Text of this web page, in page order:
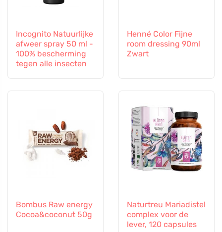
Incognito Natuurlijke
afweer spray 50 ml -
100% bescherming
tegen alle insecten
Henné Color Fijne
room dressing 90ml
Zwart
Bombus Raw energy
Cocoa&coconut 50g
Naturtreu Mariadistel
complex voor de
lever, 120 capsules